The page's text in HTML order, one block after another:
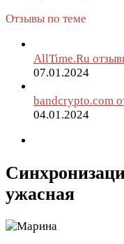
Отзывы по теме
AllTime.Ru
07.01.2024
bandcrypto.com
04.01.2024
ужасная